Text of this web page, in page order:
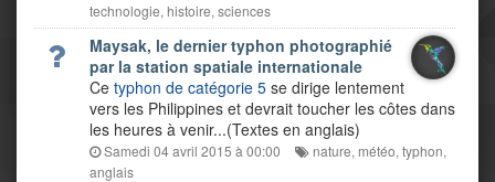
technologie, histoire, sciences
Maysak, le dernier typhon photographié
par la station spatiale internationale
Ce typhon de catégorie 5 se dirige lentement
vers les Philippines et devrait toucher les côtes dans
les heures à venir...(Textes en anglais)
Samedi 04 avril 2015 à 00:00 nature, météo, typhon,
anglais